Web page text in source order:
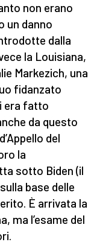
non erano
un danno
dalla
la Louisiana,
Markezich, una
fidanzato
era fatto
da questo
del
la
sotto Biden (il
base delle
È arrivata la
ma l’esame del